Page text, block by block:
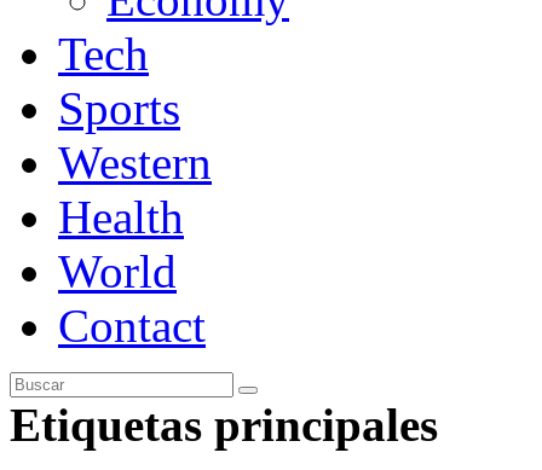
Tech
Sports
Western
Health
World
Contact
Etiquetas principales